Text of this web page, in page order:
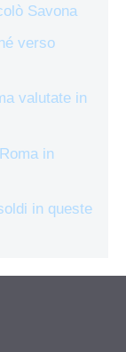
Savona
verso
valutate in
in
in queste